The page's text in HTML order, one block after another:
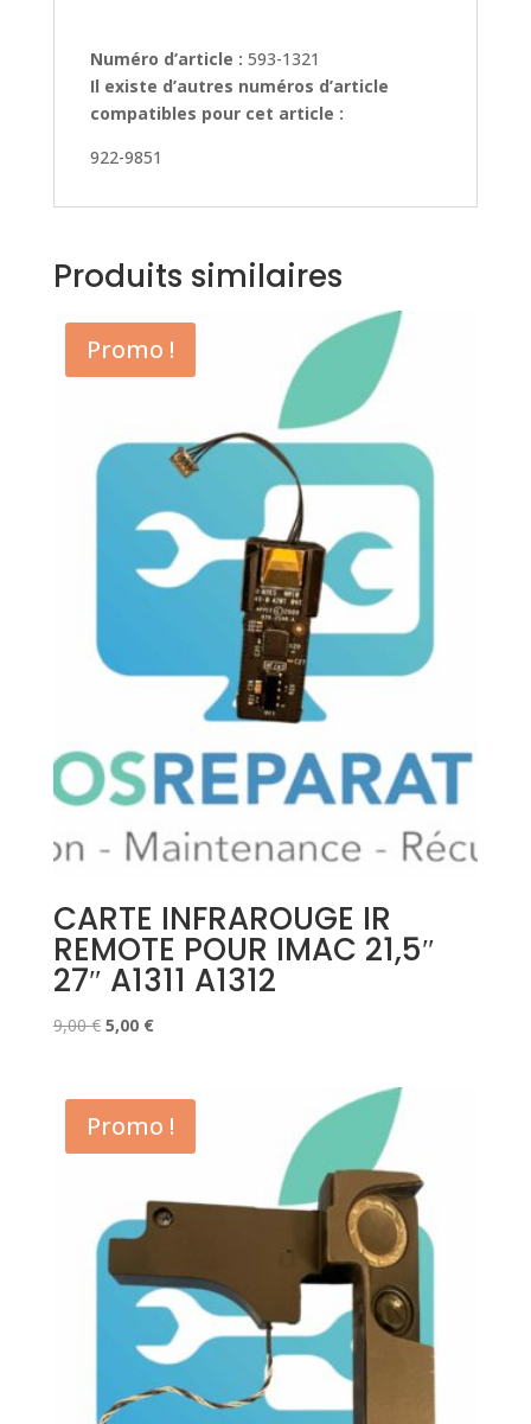
Numéro d’article : 593-1321
Il existe d’autres numéros d’article
compatibles pour cet article :
922-9851
Produits similaires
Promo !
CARTE INFRAROUGE IR
REMOTE POUR IMAC 21,5″
27″ A1311 A1312
9,00€ Le
était :
9,00 €.
5,00 €Le
est :
5,00 €.
Promo !